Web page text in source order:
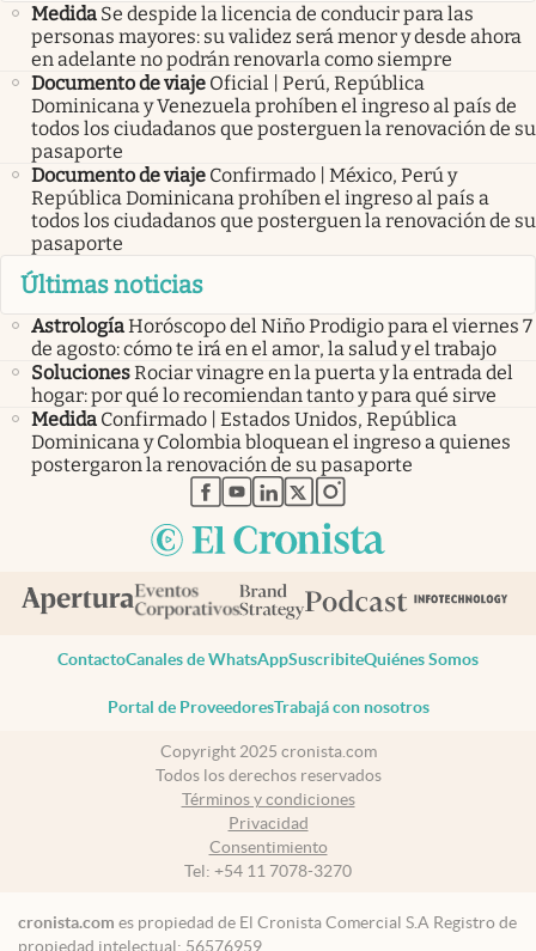
Medida Se despide la licencia de conducir para las
personas mayores: su validez será menor y desde ahora
en adelante no podrán renovarla como siempre
Documento de viaje Oficial | Perú, República
Dominicana y Venezuela prohíben el ingreso al país de
todos los ciudadanos que posterguen la renovación de su
pasaporte
Documento de viaje Confirmado | México, Perú y
República Dominicana prohíben el ingreso al país a
todos los ciudadanos que posterguen la renovación de su
pasaporte
Últimas noticias
AstrologíaHoróscopo del Niño Prodigio para el viernes 7
de agosto: cómo te irá en el amor, la salud y el trabajo
SolucionesRociar vinagre en la puerta y la entrada del
hogar: por qué lo recomiendan tanto y para qué sirve
Medida Confirmado | Estados Unidos, República
Dominicana y Colombia bloquean el ingreso a quienes
postergaron la renovación de su pasaporte
abre en nueva pestaña
abre en nueva pestaña
abre en nueva pestaña
abre en nueva pestaña
abre en nueva pestaña
ContactoCanales de WhatsAppSuscribiteQuiénes Somos
Portal de ProveedoresTrabajá con nosotros
Copyright 2025 cronista.com
Todos los derechos reservados
Términos y condiciones
Privacidad
Consentimiento
Tel: +54 11 7078-3270
cronista.com es propiedad de El Cronista Comercial S.A Registro de
propiedad intelectual: 56576959